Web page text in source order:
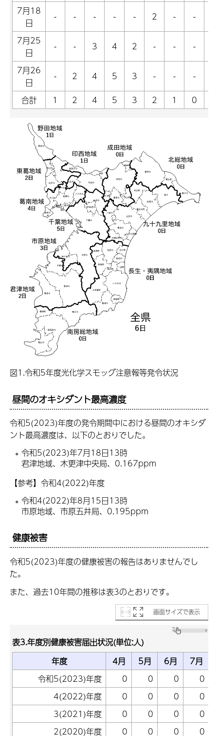
7月18
日
- - - - - 2 - -
7月25
日
- - 3 4 2 - - -
7月26
日
- 2 4 5 3 - - -
合計
1 2 4 5 3 2 1 0
図1.令和5年度光化学スモッグ注意報等発令状況
昼間のオキシダント最高濃度
令和5(2023)年度の発令期間中における昼間のオキシダ
ント最高濃度は、以下のとおりでした。
令和5(2023)年7月18日13時
君津地域、木更津中央局、0.167ppm
【参考】令和4(2022)年度
令和4(2022)年8月15日13時
市原地域、市原五井局、0.195ppm
健康被害
令和5(2023)年度の健康被害の報告はありませんでし
た。
また、過去10年間の推移は表3のとおりです。
画面サイズで表示
年度 4月 5月 6月 7月
表3.年度別健康被害届出状況(単位:人)
令和5(2023)年度 0 0 0
0
4(2022)年度
0 0 0
0
3(2021)年度
0 0 0
0
2(2020)年度
0 0 0 0